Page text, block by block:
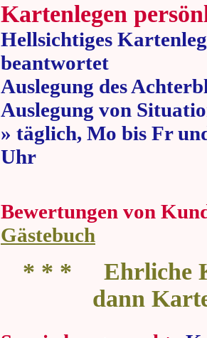
Kartenlegen
Hellsichtiges
beantwortet
Auslegung des
Auslegung von
» täglich, Mo bis Fr
Uhr » 80
Bewertungen von
Gästebuch
* * * Ehrliche
dann